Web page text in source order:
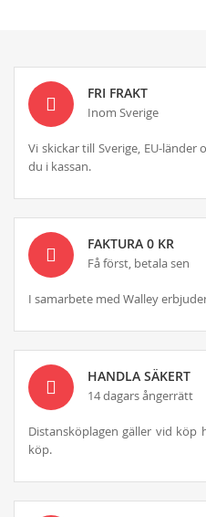
FRI FRAKT
Inom Sverige
Vi skickar till Sverige, EU-
du i kassan.
FAKTURA 0 KR
Få först, betala sen
I samarbete med Walley
HANDLA SÄKERT
14 dagars ångerrätt
Distansköplagen gäller vid köp
köp.